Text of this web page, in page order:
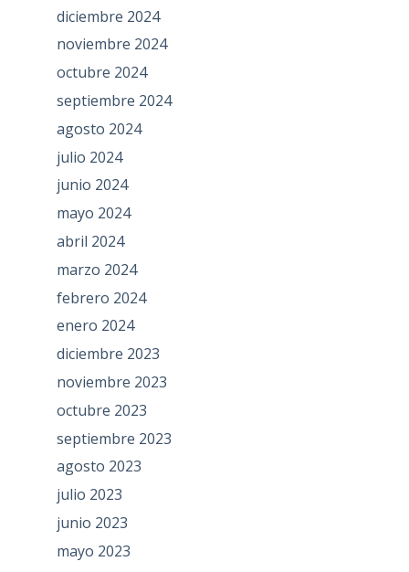
diciembre 2024
noviembre 2024
octubre 2024
septiembre 2024
agosto 2024
julio 2024
junio 2024
mayo 2024
abril 2024
marzo 2024
febrero 2024
enero 2024
diciembre 2023
noviembre 2023
octubre 2023
septiembre 2023
agosto 2023
julio 2023
junio 2023
mayo 2023